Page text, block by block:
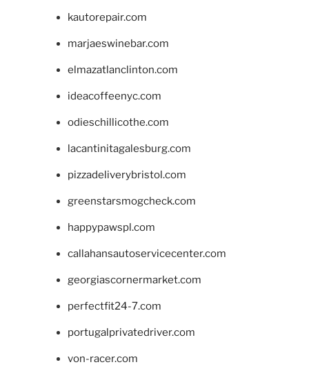
kautorepair.com
marjaeswinebar.com
elmazatlanclinton.com
ideacoffeenyc.com
odieschillicothe.com
lacantinitagalesburg.com
pizzadeliverybristol.com
greenstarsmogcheck.com
happypawspl.com
callahansautoservicecenter.com
georgiascornermarket.com
perfectfit24-7.com
portugalprivatedriver.com
von-racer.com